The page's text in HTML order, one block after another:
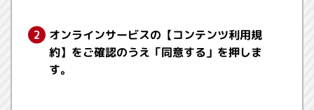
オンラインサービスの【コンテンツ利用規
約】をご確認のうえ「同意する」を押しま
す。